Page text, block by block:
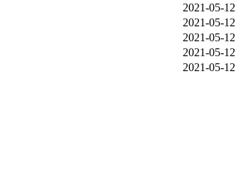
2021-05-12
2021-05-12
2021-05-12
2021-05-12
2021-05-12